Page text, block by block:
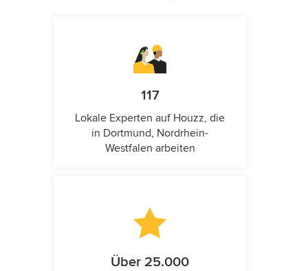
117
Lokale Experten auf Houzz, die
in Dortmund, Nordrhein-
Westfalen arbeiten
Über 25.000